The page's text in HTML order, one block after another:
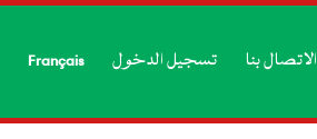
الاتصال بنا تسجيل الدخول Français